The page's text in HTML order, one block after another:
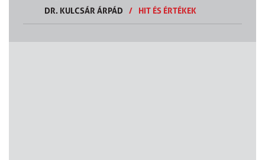
DR. KULCSÁR ÁRPÁD
/ HIT ÉS ÉRTÉKEK